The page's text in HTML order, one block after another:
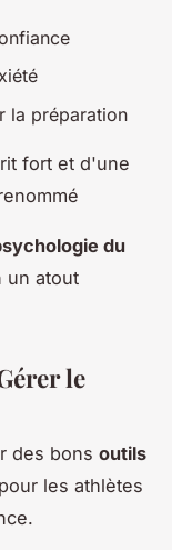
la préparation
fort et d'une
du
un atout
le
des bons outils
les athlètes